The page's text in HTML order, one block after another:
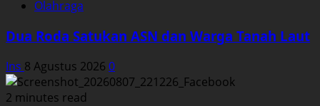
Olahraga
Dua Roda Satukan ASN dan Warga Tanah Laut
Ins 8 Agustus 2026 0
2 minutes read